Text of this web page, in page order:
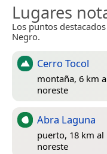
Lugares
Los puntos
Negro.
Cerro Tocol
montaña, 6 km
noreste
Abra Laguna
puerto, 18 km al
noreste